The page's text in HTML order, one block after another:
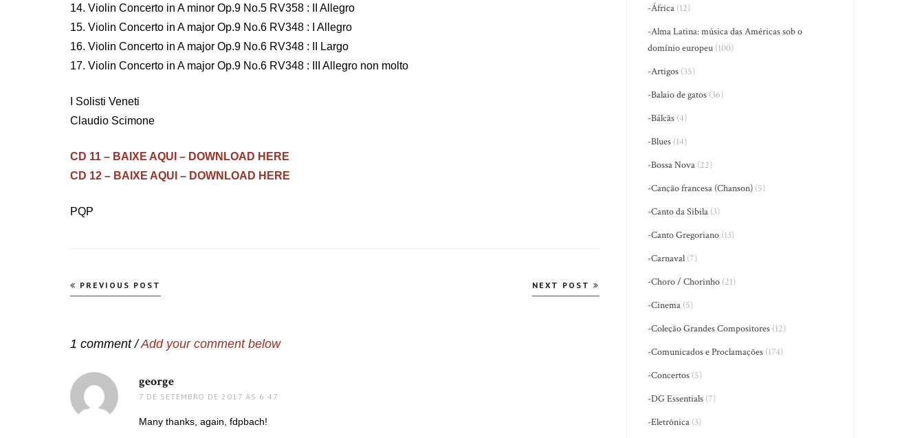
14. Violin Concerto in A minor Op.9 No.5 RV358 : II Allegro
15. Violin Concerto in A major Op.9 No.6 RV348 : I Allegro
16. Violin Concerto in A major Op.9 No.6 RV348 : II Largo
17. Violin Concerto in A major Op.9 No.6 RV348 : III Allegro non molto
I Solisti Veneti
Claudio Scimone
CD 11 – BAIXE AQUI – DOWNLOAD HERE
CD 12 – BAIXE AQUI – DOWNLOAD HERE
PQP
Navegação
PREVIOUS POST NEXT POST
1 comment /Add your comment below
george
7 DE SETEMBRO DE 2017 ÀS 6:47
Many thanks, again, fdpbach!
-África (12)
-Alma Latina: música das Américas sob o
domínio europeu (100)
-Artigos (35)
-Balaio de gatos (36)
-Bálcãs (4)
-Blues (14)
-Bossa Nova (22)
-Canção francesa (Chanson) (5)
-Canto da Sibila (3)
-Canto Gregoriano (13)
-Carnaval (7)
-Choro / Chorinho (21)
-Cinema (5)
-Coleção Grandes Compositores (12)
-Comunicados e Proclamações (174)
-Concertos (5)
-DG Essentials (7)
-Eletrônica (3)